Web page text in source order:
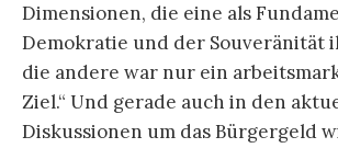
Dimensionen, die eine als
Demokratie und der Souveränität
die andere war nur ein
Ziel.“ Und gerade auch in den
Diskussionen um das Bürgergeld